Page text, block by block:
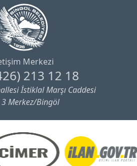
Merkezi
213 12 18
İstiklal Marşı Caddesi
Merkez/Bingöl